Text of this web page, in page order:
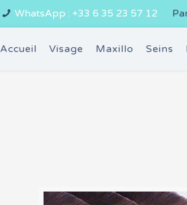
WhatsApp : +33 6 35 23 57 12
Accueil Visage Maxillo Seins